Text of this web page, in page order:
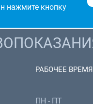
нажмите кнопку
РАБОЧЕЕ ВРЕМЯ
ПН - ПТ